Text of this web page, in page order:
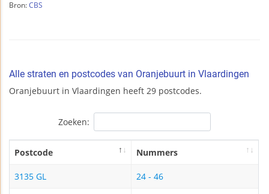
Bron: CBS
Alle straten en postcodes van Oranjebuurt in Vlaardingen
Oranjebuurt in Vlaardingen heeft 29 postcodes.
Zoeken:
Postcode Nummers
3135 GL 24 - 46